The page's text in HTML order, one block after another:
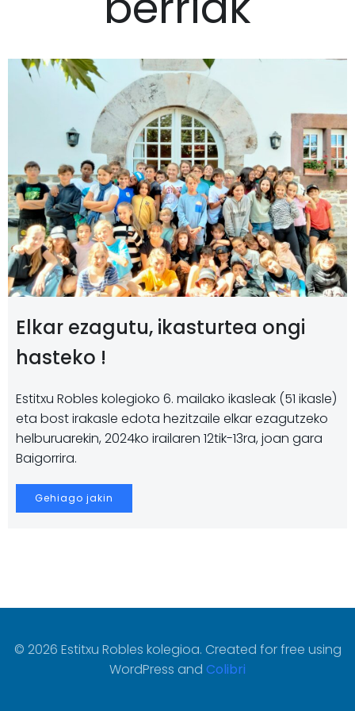
Elkar ezagutu, ikasturtea ongi
hasteko !
Estitxu Robles kolegioko 6. mailako ikasleak (51 ikasle)
eta bost irakasle edota hezitzaile elkar ezagutzeko
helburuarekin, 2024ko irailaren 12tik-13ra, joan gara
Baigorrira.
Gehiago jakin
© 2026 Estitxu Robles kolegioa. Created for free using
WordPress and Colibri